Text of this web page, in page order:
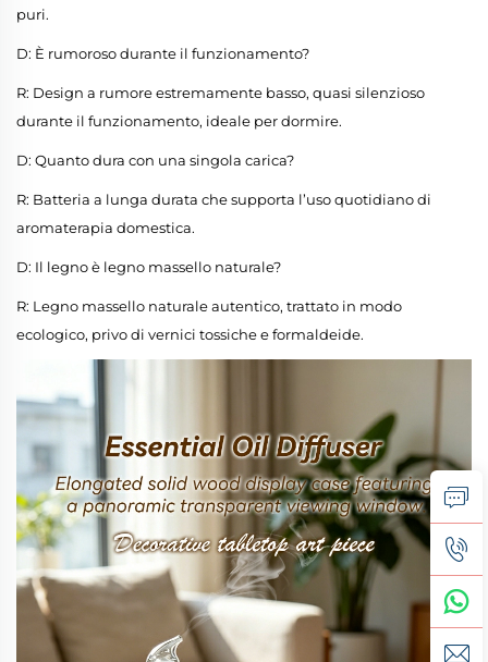
puri.
D: È rumoroso durante il funzionamento?
R: Design a rumore estremamente basso, quasi silenzioso
durante il funzionamento, ideale per dormire.
D: Quanto dura con una singola carica?
R: Batteria a lunga durata che supporta l’uso quotidiano di
aromaterapia domestica.
D: Il legno è legno massello naturale?
R: Legno massello naturale autentico, trattato in modo
ecologico, privo di vernici tossiche e formaldeide.